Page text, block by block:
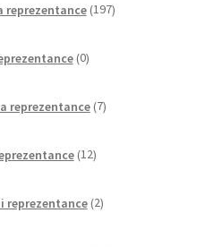
reprezentance 197izdelkov
0izdelkov
reprezentance 7izdelkov
12izdelkov
reprezentance 2izdelka